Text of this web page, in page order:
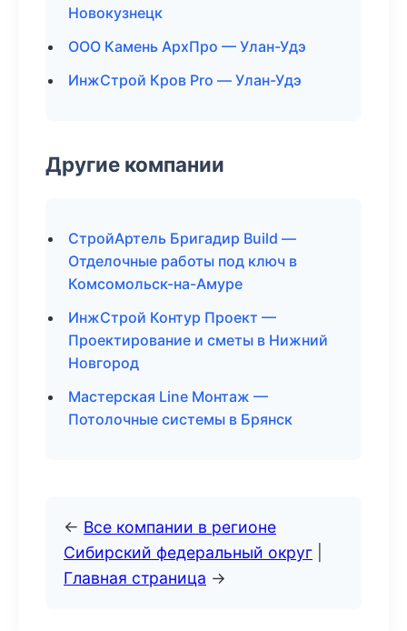
Новокузнецк
ООО Камень АрхПро — Улан-Удэ
ИнжСтрой Кров Pro — Улан-Удэ
Другие компании
СтройАртель Бригадир Build —
Отделочные работы под ключ в
Комсомольск-на-Амуре
ИнжСтрой Контур Проект —
Проектирование и сметы в Нижний
Новгород
Мастерская Line Монтаж —
Потолочные системы в Брянск
← Все компании в регионе
Сибирский федеральный округ
Главная страница →